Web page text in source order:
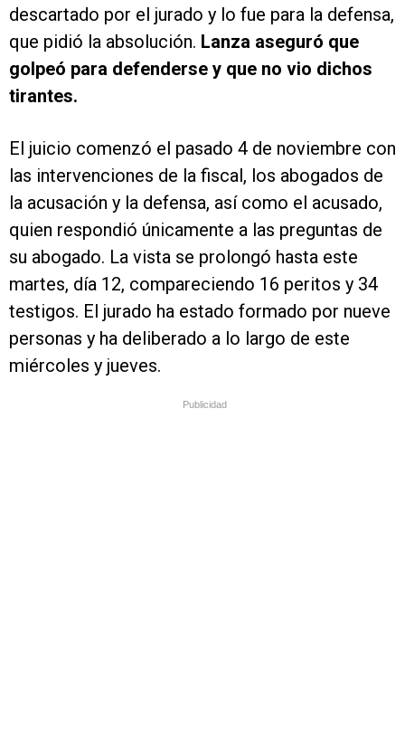
descartado por el jurado y lo fue para la defensa,
que pidió la absolución. Lanza aseguró que
golpeó para defenderse y que no vio dichos
tirantes.
El juicio comenzó el pasado 4 de noviembre con
las intervenciones de la fiscal, los abogados de
la acusación y la defensa, así como el acusado,
quien respondió únicamente a las preguntas de
su abogado. La vista se prolongó hasta este
martes, día 12, compareciendo 16 peritos y 34
testigos. El jurado ha estado formado por nueve
personas y ha deliberado a lo largo de este
miércoles y jueves.
Publicidad